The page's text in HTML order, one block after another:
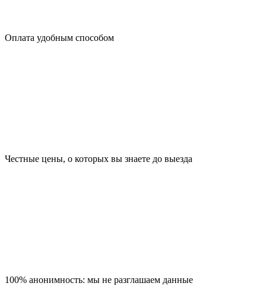
Оплата удобным способом
Честные цены, о которых вы знаете до выезда
100% анонимность: мы не разглашаем данные